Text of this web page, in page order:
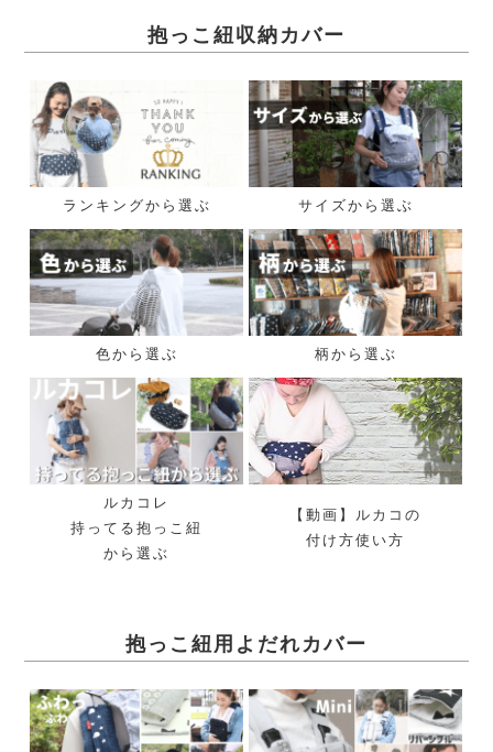
抱っこ紐収納カバー
ランキングから選ぶ サイズから選ぶ
色から選ぶ 柄から選ぶ
ルカコレ
持ってる抱っこ紐
から選ぶ
【動画】ルカコの
付け方使い方
抱っこ紐用よだれカバー